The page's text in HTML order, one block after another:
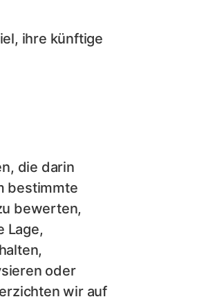
ihre künftige
die darin
bestimmte
bewerten,
Lage,
oder
wir auf